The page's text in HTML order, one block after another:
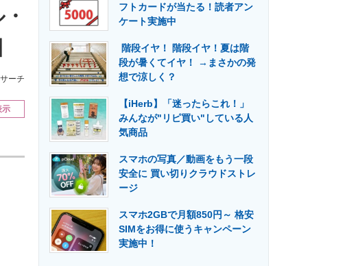
造業のIT導入・活用を支援
エネルギーの専門メディア 建設×テクノロジーの最前線
ーチ
示
フトカードが当たる！読者アン
ケート実施中
階段イヤ！ 階段イヤ！夏は階
段が暑くてイヤ！ →まさかの発
想で涼しく？
【iHerb】「迷ったらこれ！」
みんなが"リピ買い"している人
気商品
スマホの写真／動画をもう一段
安全に 買い切りクラウドストレ
ージ
スマホ2GBで月額850円～ 格安
SIMをお得に使うキャンペーン
実施中！